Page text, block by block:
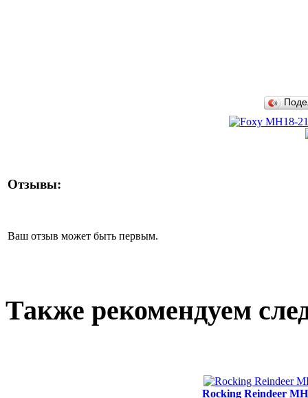
Отзывы:
Ваш отзыв может быть первым.
Также рекомендуем
Rocking Reindeer